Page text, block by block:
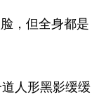
，但全身都是
人形黑影缓缓